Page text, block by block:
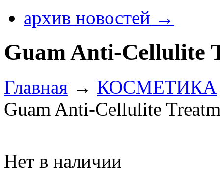
архив новостей →
Guam Anti-Cellulite
Главная → КОСМЕТИКА
Guam Anti-Cellulite
Нет в наличии